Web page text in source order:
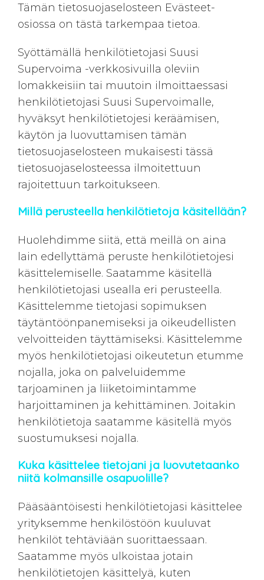
Tämän tietosuojaselosteen Evästeet-
osiossa on tästä tarkempaa tietoa.
Syöttämällä henkilötietojasi Suusi
Supervoima -verkkosivuilla oleviin
lomakkeisiin tai muutoin ilmoittaessasi
henkilötietojasi Suusi Supervoimalle,
hyväksyt henkilötietojesi keräämisen,
käytön ja luovuttamisen tämän
tietosuojaselosteen mukaisesti tässä
tietosuojaselosteessa ilmoitettuun
rajoitettuun tarkoitukseen.
Millä perusteella henkilötietoja käsitellään?
Huolehdimme siitä, että meillä on aina
lain edellyttämä peruste henkilötietojesi
käsittelemiselle. Saatamme käsitellä
henkilötietojasi usealla eri perusteella.
Käsittelemme tietojasi sopimuksen
täytäntöönpanemiseksi ja oikeudellisten
velvoitteiden täyttämiseksi. Käsittelemme
myös henkilötietojasi oikeutetun etumme
nojalla, joka on palveluidemme
tarjoaminen ja liiketoimintamme
harjoittaminen ja kehittäminen. Joitakin
henkilötietoja saatamme käsitellä myös
suostumuksesi nojalla.
Kuka käsittelee tietojani ja luovutetaanko
niitä kolmansille osapuolille?
Pääsääntöisesti henkilötietojasi käsittelee
yrityksemme henkilöstöön kuuluvat
henkilöt tehtäviään suorittaessaan.
Saatamme myös ulkoistaa jotain
henkilötietojen käsittelyä, kuten